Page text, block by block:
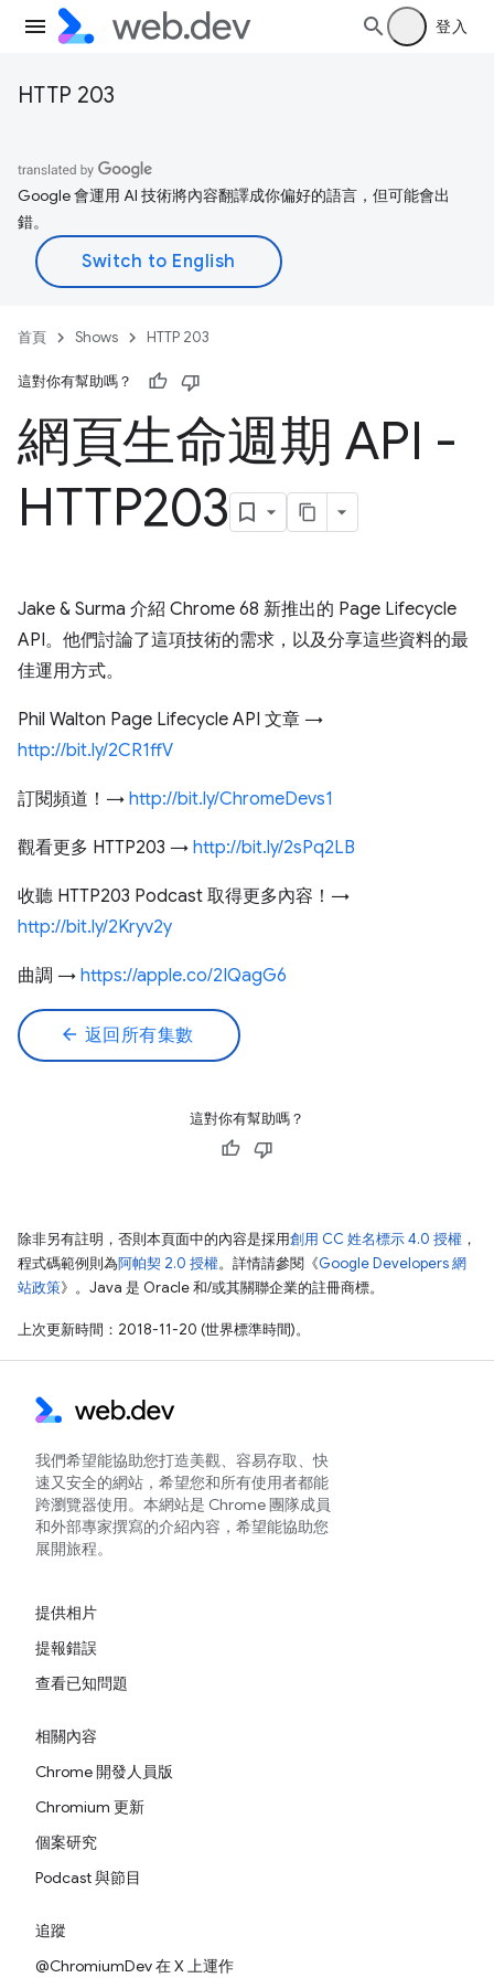
登入
HTTP 203
Google 會運用 AI 技術將內容翻譯成你偏好的語言，但可能會出
錯。
首頁 Shows HTTP 203
這對你有幫助嗎？
網頁生命週期 API -
HTTP203
Jake & Surma 介紹 Chrome 68 新推出的 Page Lifecycle
API。他們討論了這項技術的需求，以及分享這些資料的最
佳運用方式。
Phil Walton Page Lifecycle API 文章 →
http://bit.ly/2CR1ffV
訂閱頻道！→ http://bit.ly/ChromeDevs1
觀看更多 HTTP203 → http://bit.ly/2sPq2LB
收聽 HTTP203 Podcast 取得更多內容！→
http://bit.ly/2Kryv2y
曲調 → https://apple.co/2IQagG6
arrow_back 返回所有集數
這對你有幫助嗎？
除非另有註明，否則本頁面中的內容是採用創用 CC 姓名標示 4.0 授權 ，
程式碼範例則為阿帕契 2.0 授權。詳情請參閱《Google Developers 網
站政策》。Java 是 Oracle 和/或其關聯企業的註冊商標。
上次更新時間：2018-11-20 (世界標準時間)。
我們希望能協助您打造美觀、容易存取、快
速又安全的網站，希望您和所有使用者都能
跨瀏覽器使用。本網站是 Chrome 團隊成員
和外部專家撰寫的介紹內容，希望能協助您
展開旅程。
提供相片
提報錯誤
查看已知問題
相關內容
Chrome 開發人員版
Chromium 更新
個案研究
Podcast 與節目
追蹤
@ChromiumDev 在 X 上運作